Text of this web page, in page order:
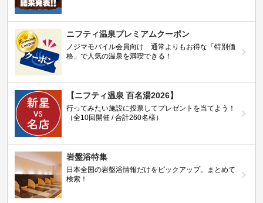
ニフティ温泉プレミアムクーポン
ノジマモバイル会員向け 通常よりもお得な「特別価
格」で人気の温泉を満喫できる！
【ニフティ温泉 百名湯2026】
行ってみたい施設に投票してプレゼントを当てよう！
（全10回開催 / 合計260名様）
岩盤浴特集
日本全国の岩盤浴情報だけをピックアップ。まとめて
検索！